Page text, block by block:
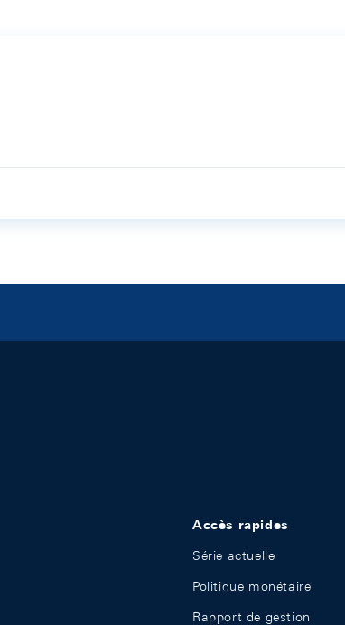
Accès rapides
Série actuelle
Politique monétaire
Rapport de gestion